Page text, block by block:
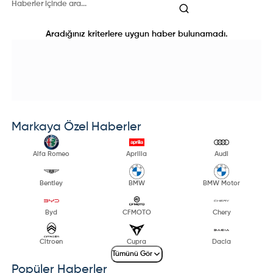
Aradığınız kriterlere uygun haber bulunamadı.
Markaya Özel Haberler
Alfa Romeo Aprilia Audi
Bentley BMW BMW Motor
Byd CFMOTO Chery
Citroen Cupra Dacia
Tümünü Gör
Popüler Haberler